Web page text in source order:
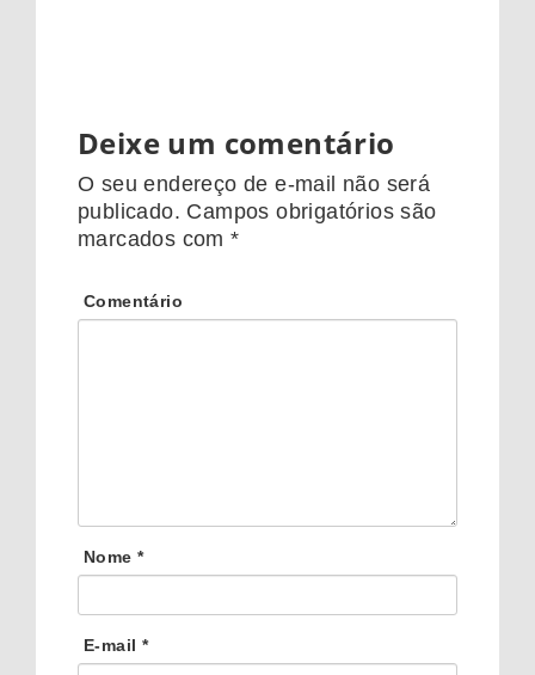
Deixe um comentário
O seu endereço de e-mail não será
publicado. Campos obrigatórios são
marcados com*
Comentário
Nome *
E-mail *